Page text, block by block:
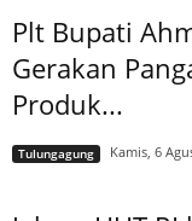
Plt Bupati
Gerakan
Produk...
Tulungagung Kamis, 6